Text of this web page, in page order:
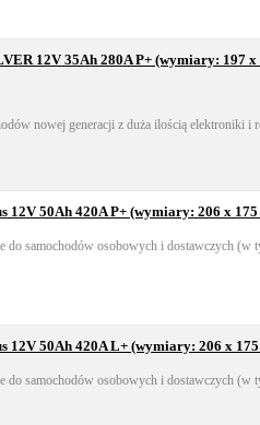
12V 35Ah 280A P+ (wymiary: 197 x
nowej generacji z duża ilością elektroniki i
12V 50Ah 420A P+ (wymiary: 206 x 175
do samochodów osobowych i dostawczych (w
12V 50Ah 420A L+ (wymiary: 206 x 175
do samochodów osobowych i dostawczych (w